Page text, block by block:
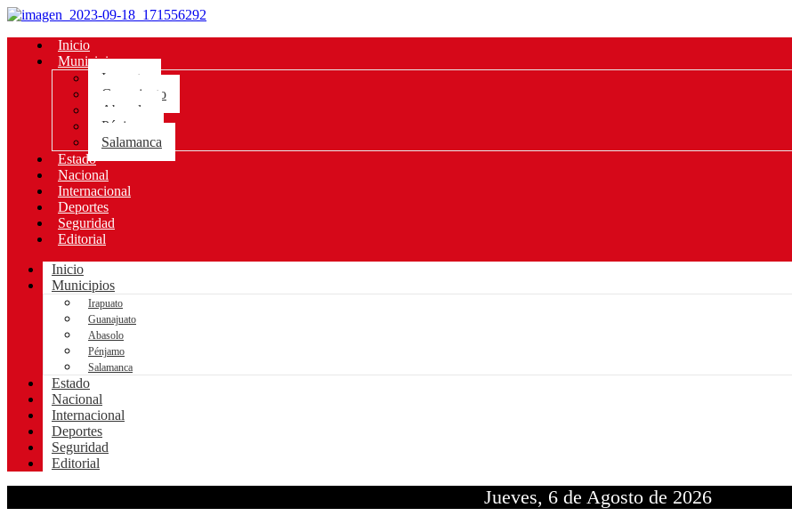
Inicio
Municipios
Irapuato
Guanajuato
Abasolo
Pénjamo
Salamanca
Estado
Nacional
Internacional
Deportes
Seguridad
Editorial
Inicio
Municipios
Irapuato
Guanajuato
Abasolo
Pénjamo
Salamanca
Estado
Nacional
Internacional
Deportes
Seguridad
Editorial
Jueves, 6 de Agosto de 2026